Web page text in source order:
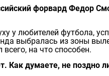
форвард Федор
у любителей футбола,
выбралась из зоны
на что способен.
Как думаете, не поздно